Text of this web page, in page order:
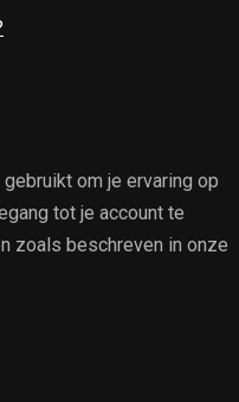
om je ervaring op
tot je account te
zoals beschreven in onze